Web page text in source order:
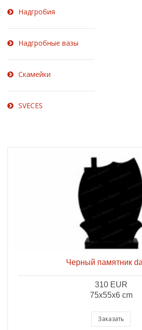
Надгробия
Надгробные вазы
Скамейки
SVECES
Черный памятник
310 EUR
75x55x6 cm
Заказать